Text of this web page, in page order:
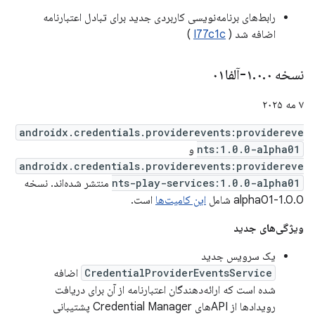
رابط‌های برنامه‌نویسی کاربردی جدید برای تبادل اعتبارنامه
اضافه شد ( I77c1c
)
نسخه ۱ .۰.۰-آلفا۰۱
۷ مه ۲۰۲۵
androidx.credentials.providerevents:providereve
nts:1.0.0-alpha01 و
androidx.credentials.providerevents:providereve
nts-play-services:1.0.0-alpha01 منتشر شده‌اند. نسخه
1.0.0-alpha01 شامل
این کامیت‌ها است.
ویژگی‌های جدید
یک سرویس جدید
CredentialProviderEventsService اضافه
شده است که ارائه‌دهندگان اعتبارنامه از آن برای دریافت
رویدادها از APIهای Credential Manager پشتیبانی